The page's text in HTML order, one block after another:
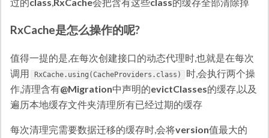
RxCache是怎么操作的呢?
值得一提的是,在每次创建接口的动态代理时,也就是在每次
调用
RxCache.using(CacheProviders.class)
时,会执行两个操
作,清理含有@Migration中声明的evictClasses的缓存,以及
遍历本地缓存文件夹清理所有已经过期的缓存
每次清理完需要数据迁移的缓存时,会将version值最大的